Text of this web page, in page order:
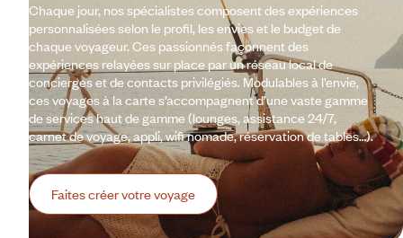
Chaque jour, nos spécialistes composent des expériences
personnalisées selon le profil, les envies et le budget de
chaque voyageur. Ces passionnés façonnent des
expériences relayées sur place par un réseau local de
concierges et de contacts privilégiés. Modulables à l’envie,
ces voyages à la carte s’accompagnent d’une vaste gamme
de services haut de gamme (lounges, assistance 24/7,
carnet de voyage, appli, wifi nomade, réservation de tables…).
Faites créer votre voyage